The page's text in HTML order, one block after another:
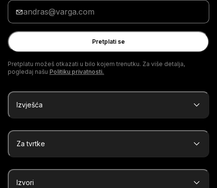
Unesi
svoju
adresu
e-
pošte
Pretplati se
Pretplatu možeš otkazati u bilo kojem trenutku. Za više detalja,
pogledaj našu Politiku privatnosti.
Izvješća
Za tvrtke
Izvori